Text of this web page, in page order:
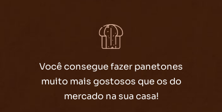
Você consegue fazer panetones
muito mais gostosos que os do
mercado na sua casa!